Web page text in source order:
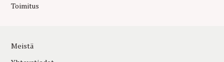
Toimitus
Meistä